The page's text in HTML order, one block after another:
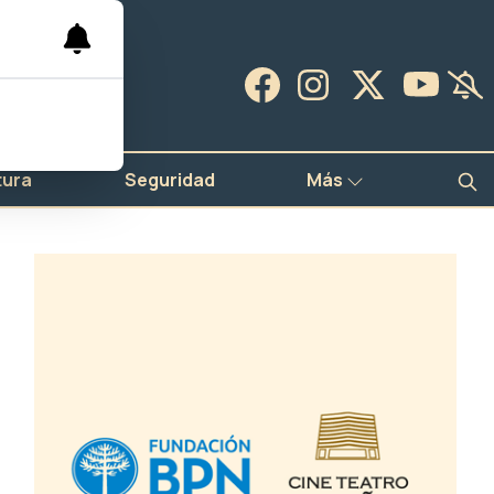
Seguridad Más